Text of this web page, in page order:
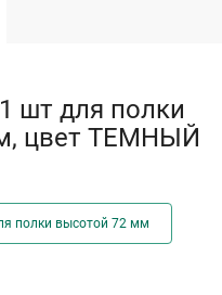
шт для полки
цвет ТЕМНЫЙ
полки высотой 72 мм